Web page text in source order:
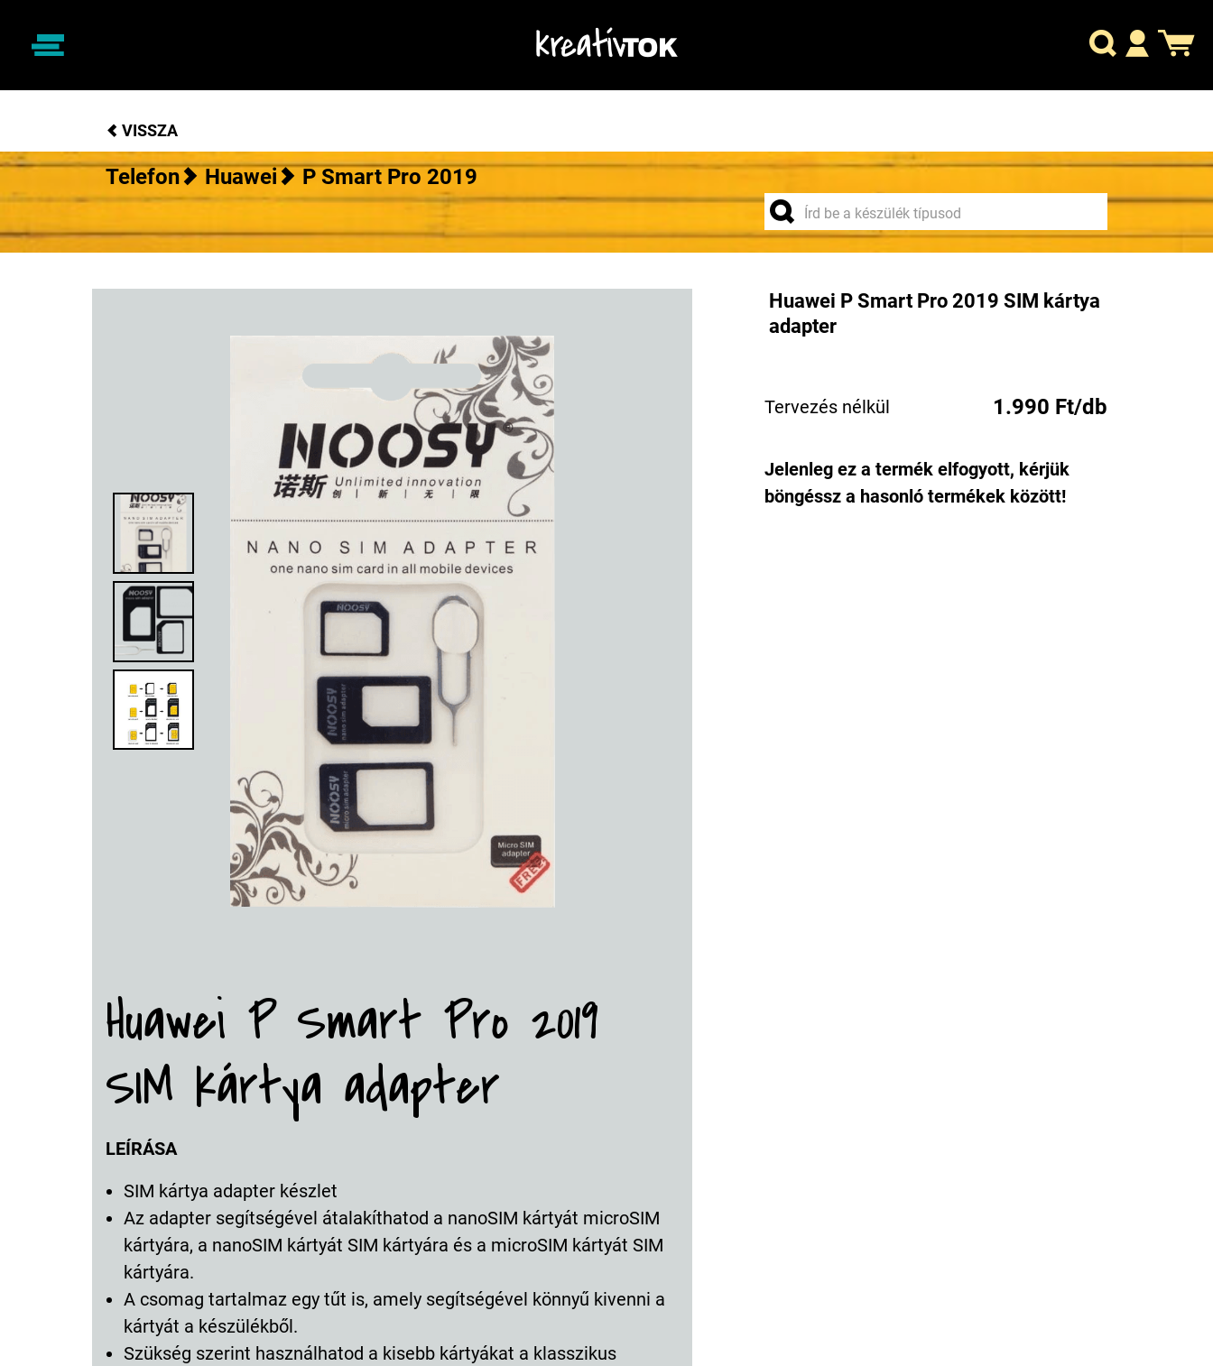
VISSZA
Telefon Huawei P Smart Pro 2019
Huawei P Smart Pro 2019
SIM kártya adapter
LEÍRÁSA
SIM kártya adapter készlet
Az adapter segítségével átalakíthatod a nanoSIM kártyát microSIM
kártyára, a nanoSIM kártyát SIM kártyára és a microSIM kártyát SIM
kártyára.
A csomag tartalmaz egy tűt is, amely segítségével könnyű kivenni a
kártyát a készülékből.
Szükség szerint használhatod a kisebb kártyákat a klasszikus
Huawei P Smart Pro 2019 SIM kártya
adapter
Tervezés nélkül 1.990 Ft/db
Jelenleg ez a termék elfogyott, kérjük
böngéssz a hasonló termékek között!